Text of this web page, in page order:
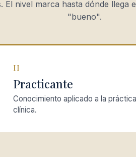
El nivel marca hasta dónde llega
"bueno".
II
Practicante
Conocimiento aplicado a la práctica
clínica.